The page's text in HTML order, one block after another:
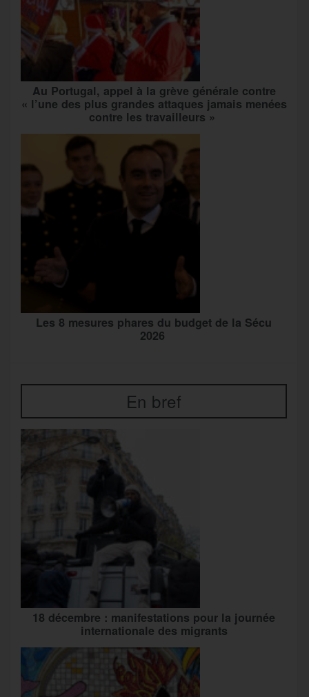
Au Portugal, appel à la grève générale contre
« l’une des plus grandes attaques jamais menées
contre les travailleurs »
Les 8 mesures phares du budget de la Sécu
2026
En bref
18 décembre : manifestations pour la journée
internationale des migrants